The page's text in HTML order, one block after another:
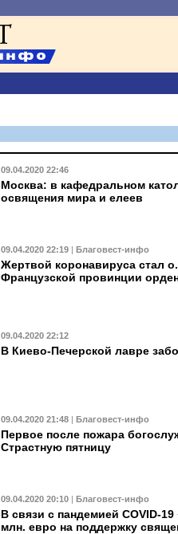
09.04.2020 22:46
Москва: в кафедральном
освящения мира и елеев
09.04.2020 22:19 | Благовест-инфо
Жертвой коронавируса стал
Французской провинции
09.04.2020 22:12
В Киево-Печерской лавре
09.04.2020 21:48 | Благовест-инфо
Первое после пожара
Страстную пятницу
09.04.2020 20:10 | Благовест-инфо
В связи с пандемией COVID-
млн. евро на поддержку